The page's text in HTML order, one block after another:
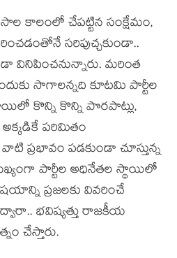
కాలంలో చేప‌ట్టిన సంక్షేమం,
స‌రిపుచ్చ‌కుండా..
వినిపించ‌నున్నారు. మ‌రింత
సాగాల‌న్న‌ది కూట‌మి పార్టీల
కొన్ని కొన్ని పొర‌పాట్లు,
అక్క‌డికే ప‌రిమితం
ప్ర‌భావం ప‌డ‌కుండా చూస్తున్న
పార్టీల అధినేతల స్థాయిలో
ప్ర‌జ‌ల‌కు వివ‌రించే
భ‌విష్య‌త్తు రాజ‌కీయ
చేస్తారు.